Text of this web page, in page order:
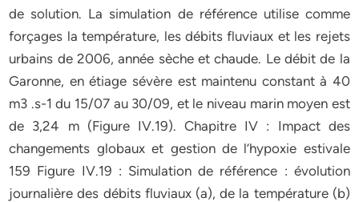
de solution. La simulation de référence utilise comme
forçages la température, les débits fluviaux et les rejets
urbains de 2006, année sèche et chaude. Le débit de la
Garonne, en étiage sévère est maintenu constant à 40
m3 .s-1 du 15/07 au 30/09, et le niveau marin moyen est
de 3,24 m (Figure IV.19). Chapitre IV : Impact des
changements globaux et gestion de l’hypoxie estivale
159 Figure IV.19 : Simulation de référence : évolution
journalière des débits fluviaux (a), de la température (b)